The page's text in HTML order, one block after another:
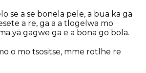
se a se bonela pele, a bua ka ga
a re, ga a a tlogelwa mo
ya gagwe ga e a bona go bola.
o mo tsositse, mme rotlhe re